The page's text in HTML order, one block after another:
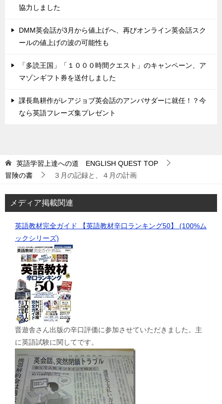
協力しました
DMM英会話が3月から値上げへ、再びオンライン英会話スク
ールの値上げの波の可能性も
「多読王国」「１０００時間クエスト」のキャンペーン、ア
マゾンギフト券を送付しました
課長島耕作がレアジョブ英会話のアンバサダーに就任！？今
なら英語フレーズ集プレゼント
英語学習上達への道 ENGLISH QUEST TOP
冒険の書
３月の記録と、４月の計画
メディア掲載関連
英語教材完全ガイド 【英語教材辛口ランキング50】 (100%ム
ックシリーズ)
晋遊舎さん出版の辛口評価に参加させていただきました。主
に英語試験に関してです。